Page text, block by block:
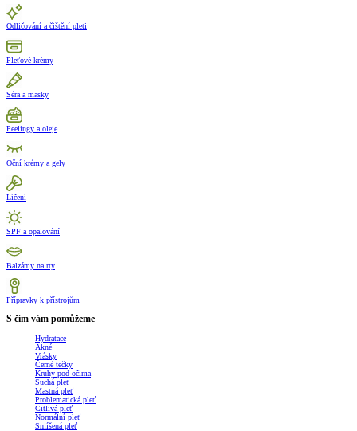
Odličování a čištění pleti
Pleťové krémy
Séra a masky
Peelingy a oleje
Oční krémy a gely
Líčení
SPF a opalování
Balzámy na rty
Přípravky k přístrojům
S čím vám pomůžeme
Hydratace
Akné
Vrásky
Černé tečky
Kruhy pod očima
Suchá pleť
Mastná pleť
Problematická pleť
Citlivá pleť
Normální pleť
Smíšená pleť